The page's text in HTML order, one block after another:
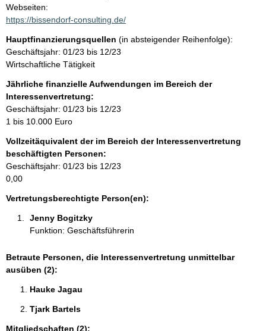
a
k
i
n
f
o
r
m
a
i
o
n
e
n
Webseiten:
https://bissendorf-consulting.de/
Hauptfinanzierungsquellen (in absteigender Reihenfolge):
Geschäftsjahr: 01/23 bis 12/23
Wirtschaftliche Tätigkeit
Jährliche finanzielle Aufwendungen im Bereich der
Interessenvertretung:
Geschäftsjahr: 01/23 bis 12/23
1 bis 10.000 Euro
Vollzeitäquivalent der im Bereich der Interessenvertretung
beschäftigten Personen:
Geschäftsjahr: 01/23 bis 12/23
0,00
Vertretungsberechtigte Person(en):
Jenny Bogitzky
Funktion: Geschäftsführerin
Betraute Personen, die Interessenvertretung unmittelbar
ausüben (2):
Hauke Jagau
Tjark Bartels
Mitgliedschaften (2):